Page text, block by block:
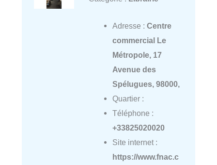
Adresse : Centre
commercial Le
Métropole, 17
Avenue des
Spélugues, 98000,
Quartier :
Téléphone :
+33825020020
Site internet :
https://www.fnac.c